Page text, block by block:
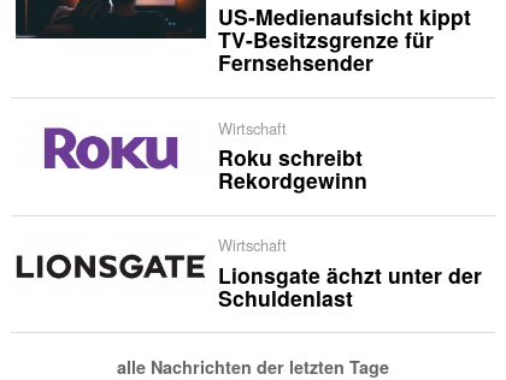
US-Medienaufsicht kippt
TV-Besitzsgrenze für
Fernsehsender
Wirtschaft
Roku schreibt
Rekordgewinn
Wirtschaft
Lionsgate ächzt unter der
Schuldenlast
alle Nachrichten der letzten Tage